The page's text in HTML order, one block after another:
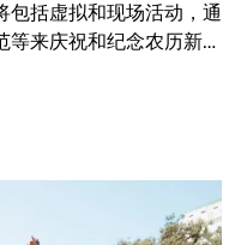
包括虚拟和现场活动，通
来庆祝和纪念农历新年
支持。